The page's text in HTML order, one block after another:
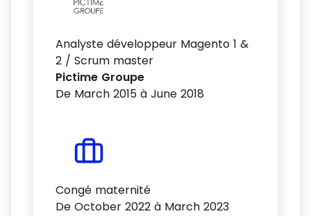
Analyste développeur Magento 1 &
2 / Scrum master
Pictime Groupe
De March 2015 à June 2018
Congé maternité
De October 2022 à March 2023